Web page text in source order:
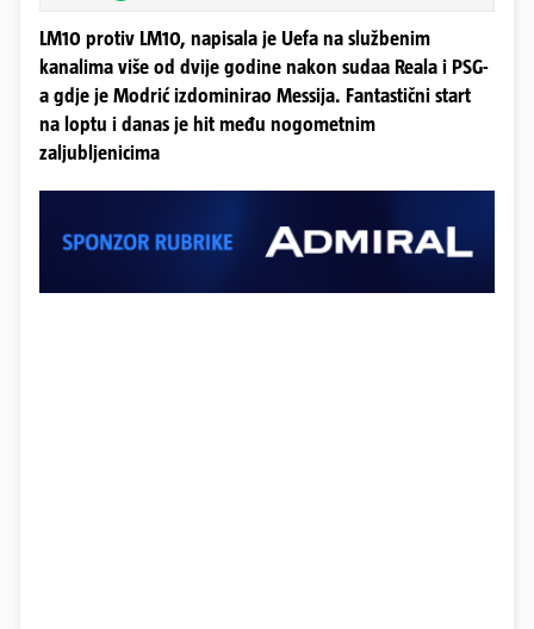
LM10 protiv LM10, napisala je Uefa na službenim
kanalima više od dvije godine nakon sudaa Reala i PSG-
a gdje je Modrić izdominirao Messija. Fantastični start
na loptu i danas je hit među nogometnim
zaljubljenicima